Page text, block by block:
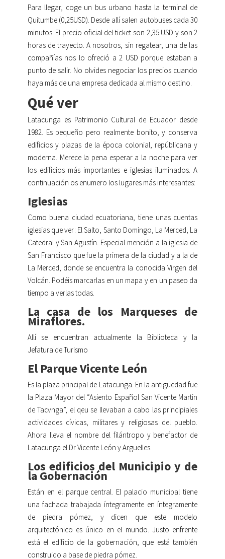
Para llegar, coge un bus urbano hasta la terminal de
Quitumbe (0,25USD). Desde allí salen autobuses cada 30
minutos. El precio oficial del ticket son 2,35 USD y son 2
horas de trayecto. A nosotros, sin regatear, una de las
compañías nos lo ofreció a 2 USD porque estaban a
punto de salir. No olvides negociar los precios cuando
haya más de una empresa dedicada al mismo destino.
Qué ver
Latacunga es Patrimonio Cultural de Ecuador desde
1982. Es pequeño pero realmente bonito, y conserva
edificios y plazas de la época colonial, repúblicana y
moderna. Merece la pena esperar a la noche para ver
los edificios más importantes e iglesias iluminados. A
continuación os enumero los lugares más interesantes:
Iglesias
Como buena ciudad ecuatoriana, tiene unas cuentas
iglesias que ver: El Salto, Santo Domingo, La Merced, La
Catedral y San Agustín. Especial mención a la iglesia de
San Francisco que fue la primera de la ciudad y a la de
La Merced, donde se encuentra la conocida Virgen del
Volcán. Podéis marcarlas en un mapa y en un paseo da
tiempo a verlas todas.
La casa de los Marqueses de
Miraflores.
Allí se encuentran actualmente la Biblioteca y la
Jefatura de Turismo
El Parque Vicente León
Es la plaza principal de Latacunga. En la antigüedad fue
la Plaza Mayor del “Asiento Español San Vicente Martin
de Tacvnga”, el qeu se llevaban a cabo las principiales
actividades cívicas, militares y religiosas del pueblo.
Ahora lleva el nombre del filántropo y benefactor de
Latacunga el Dr Vicente León y Arguelles.
Los edificios del Municipio y de
la Gobernación
Están en el parque central. El palacio municipal tiene
una fachada trabajada íntegramente en íntegramente
de piedra pómez, y dicen que este modelo
arquitectónico es único en el mundo. Justo enfrente
está el edificio de la gobernación, que está también
construido a base de piedra pómez.